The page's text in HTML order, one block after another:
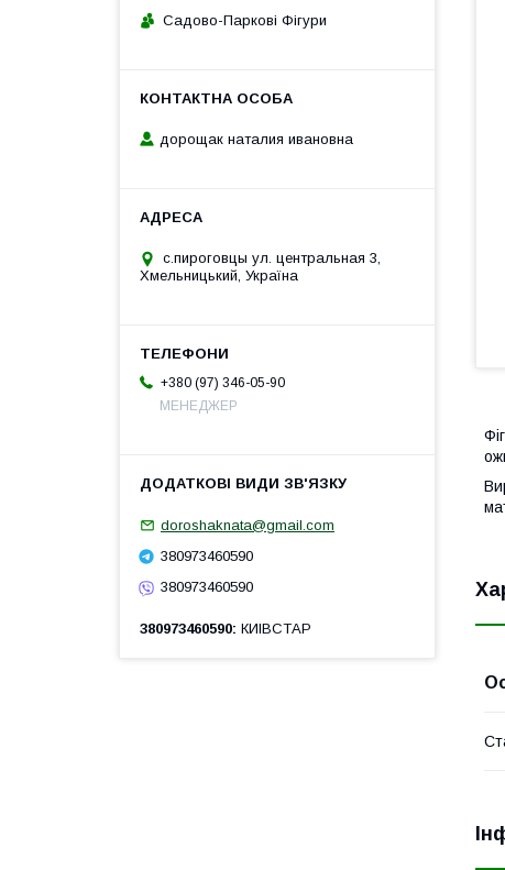
Садово-Паркові Фігури
дорощак наталия ивановна
с.пироговцы ул. центральная 3,
Хмельницький, Україна
+380 (97) 346-05-90
МЕНЕДЖЕР
doroshaknata@gmail.com
380973460590
380973460590
380973460590 КИІВСТАР